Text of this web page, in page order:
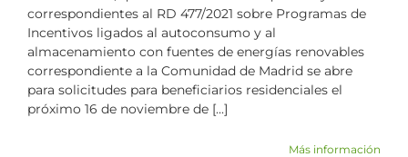
correspondientes al RD 477/2021 sobre Programas de
Incentivos ligados al autoconsumo y al
almacenamiento con fuentes de energías renovables
correspondiente a la Comunidad de Madrid se abre
para solicitudes para beneficiarios residenciales el
próximo 16 de noviembre de [...]
Más información